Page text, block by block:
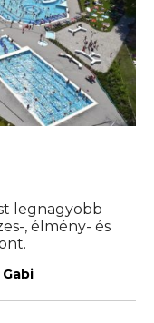
legnagyobb
, élmény- és